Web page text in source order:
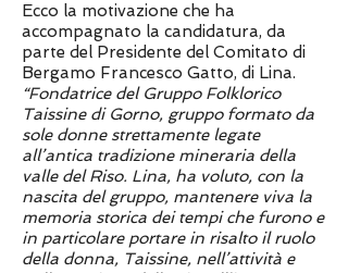
Ecco la motivazione che ha
accompagnato la candidatura, da
parte del Presidente del Comitato di
Bergamo Francesco Gatto, di Lina.
“Fondatrice del Gruppo Folklorico
Taissine di Gorno, gruppo formato da
sole donne strettamente legate
all’antica tradizione mineraria della
valle del Riso. Lina, ha voluto, con la
nascita del gruppo, mantenere viva la
memoria storica dei tempi che furono e
in particolare portare in risalto il ruolo
della donna, Taissine, nell’attività e